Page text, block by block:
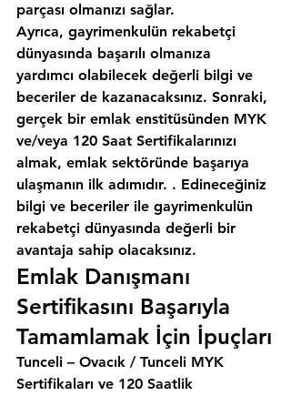
parçası olmanızı sağlar.
Ayrıca, gayrimenkulün rekabetçi
dünyasında başarılı olmanıza
yardımcı olabilecek değerli bilgi ve
beceriler de kazanacaksınız. Sonraki,
gerçek bir emlak enstitüsünden MYK
ve/veya 120 Saat Sertifikalarınızı
almak, emlak sektöründe başarıya
ulaşmanın ilk adımıdır. . Edineceğiniz
bilgi ve beceriler ile gayrimenkulün
rekabetçi dünyasında değerli bir
avantaja sahip olacaksınız.
Emlak Danışmanı
Sertifikasını Başarıyla
Tamamlamak İçin İpuçları
Tunceli – Ovacık / Tunceli MYK
Sertifikaları ve 120 Saatlik